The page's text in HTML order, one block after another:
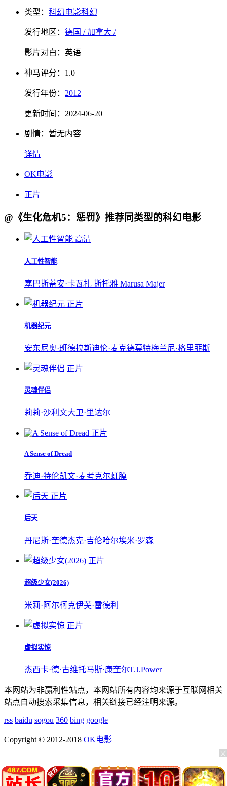
类型： 科幻电影科幻
发行地区： 德国 / 加拿大 /
影片对白： 英语
神马评分： 1.0
发行年份： 2012
更新时间： 2024-06-20
剧情： 暂无内容
详情
OK电影
正片
@《生化危机5：惩罚》推荐同类型的科幻电影
高清
人工性智能
塞巴斯蒂安·卡瓦扎 斯托雅 Marusa Majer
正片
机器纪元
安东尼奥·班德拉斯迪伦·麦克德莫特梅兰尼·格里菲斯
正片
灵魂伴侣
莉莉·沙利文大卫·里达尔
正片
A Sense of Dread
乔迪·特伦凯文·麦考克尔虹膜
正片
后天
丹尼斯·奎德杰克·吉伦哈尔埃米·罗森
正片
超级少女(2026)
米莉·阿尔柯克伊芙·雷德利
正片
虚拟实惊
杰西卡·德·古维托马斯·康奎尔T.J.Power
本网站为非赢利性站点，本网站所有内容均来源于互联网相关
站点自动搜索采集信息，相关链接已经注明来源。
rss baidu sogou 360 bing google
Copyright © 2012-2018 OK电影